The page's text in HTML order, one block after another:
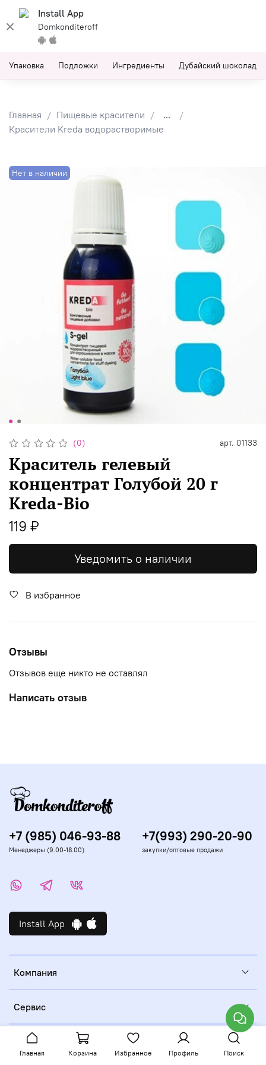
Install App
Domkonditeroff
Упаковка Подложки Ингредиенты Дубайский шоколад
Главная Пищевые красители
...
Красители Kreda водорастворимые
Нет в наличии
(0) арт. 01133
Краситель гелевый
концентрат Голубой 20 г
Kreda-Bio
119 ₽
Уведомить о наличии
В избранное
Отзывы
Отзывов еще никто не оставлял
Написать отзыв
Компания
Сервис
Install App
+7 (985) 046-93-88
Менеджеры (9.00-18.00)
+7(993) 290-20-90
закупки/оптовые продажи
Главная Корзина Избранное Профиль Поиск